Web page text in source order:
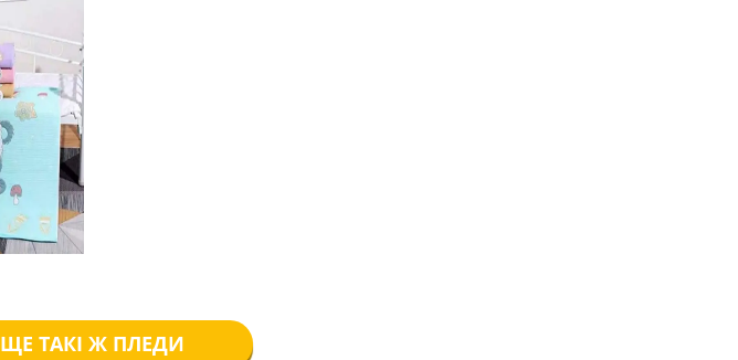
ЩЕ ТАКІ Ж ПЛЕДИ